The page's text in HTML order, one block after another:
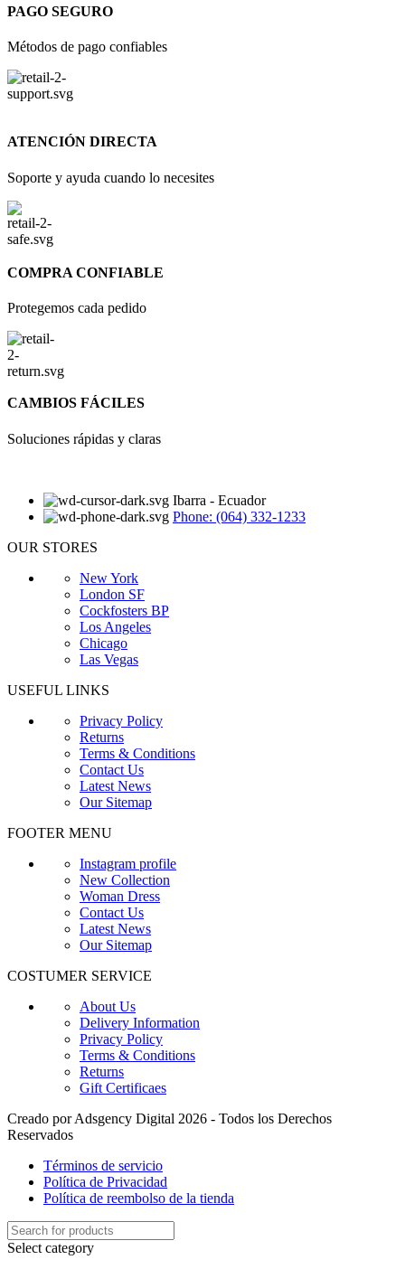
PAGO SEGURO
Métodos de pago confiables
ATENCIÓN DIRECTA
Soporte y ayuda cuando lo necesites
COMPRA CONFIABLE
Protegemos cada pedido
CAMBIOS FÁCILES
Soluciones rápidas y claras
Ibarra - Ecuador
Phone: (064) 332-1233
OUR STORES
New York
London SF
Cockfosters BP
Los Angeles
Chicago
Las Vegas
USEFUL LINKS
Privacy Policy
Returns
Terms & Conditions
Contact Us
Latest News
Our Sitemap
FOOTER MENU
Instagram profile
New Collection
Woman Dress
Contact Us
Latest News
Our Sitemap
COSTUMER SERVICE
About Us
Delivery Information
Privacy Policy
Terms & Conditions
Returns
Gift Certificaes
Creado por Adsgency Digital 2026 - Todos los Derechos
Reservados
Términos de servicio
Política de Privacidad
Política de reembolso de la tienda
Select category